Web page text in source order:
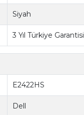
Siyah
3 Yıl Türkiye Garantisi
E2422HS
Dell